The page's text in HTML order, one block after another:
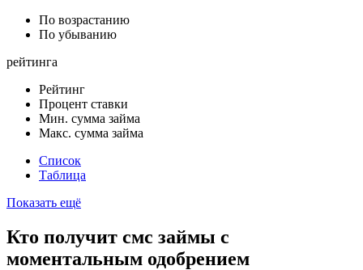
По возрастанию
По убыванию
рейтинга
Рейтинг
Процент ставки
Мин. сумма займа
Макс. сумма займа
Список
Таблица
Показать ещё
Кто получит смс займы с
моментальным одобрением